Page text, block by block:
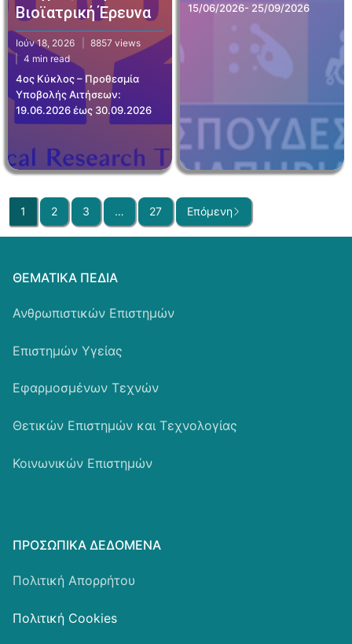
Βιοϊατρική Έρευνα
Ιούν 18, 2026
8857 views
4 min read
4ος Κύκλος – Προθεσμία
Υποβολής Αιτήσεων:
19.06.2026 έως 30.09.2026
15/06/2026- 25/09/2026
1 2 3 … 27 Επόμενη
ΘΕΜΑΤΙΚΆ ΠΕΔΊΑ
Ανθρωπιστικών Επιστημών
Επιστημών Υγείας
Εφαρμοσμένων Τεχνών
Θετικών Επιστημών και Τεχνολογίας
Κοινωνικών Επιστημών
ΠΡΟΣΩΠΙΚΆ ΔΕΔΟΜΈΝΑ
Πολιτική Απορρήτου
Πολιτική Cookies